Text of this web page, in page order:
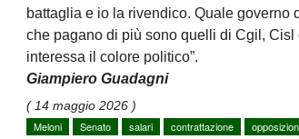
battaglia e io la rivendico. Quale governo
che pagano di più sono quelli di Cgil,
interessa il colore politico”.
Giampiero Guadagni
( 14 maggio 2026 )
Meloni
Senato salari contrattazione